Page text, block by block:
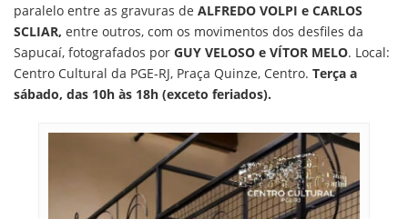
paralelo entre as gravuras de ALFREDO VOLPI e CARLOS
SCLIAR, entre outros, com os movimentos dos desfiles da
Sapucaí, fotografados por GUY VELOSO e VÍTOR MELO. Local:
Centro Cultural da PGE-RJ, Praça Quinze, Centro. Terça a
sábado, das 10h às 18h (exceto feriados).